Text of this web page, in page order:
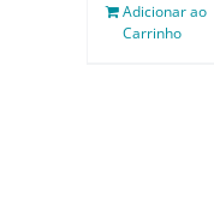
Adicionar ao
Carrinho